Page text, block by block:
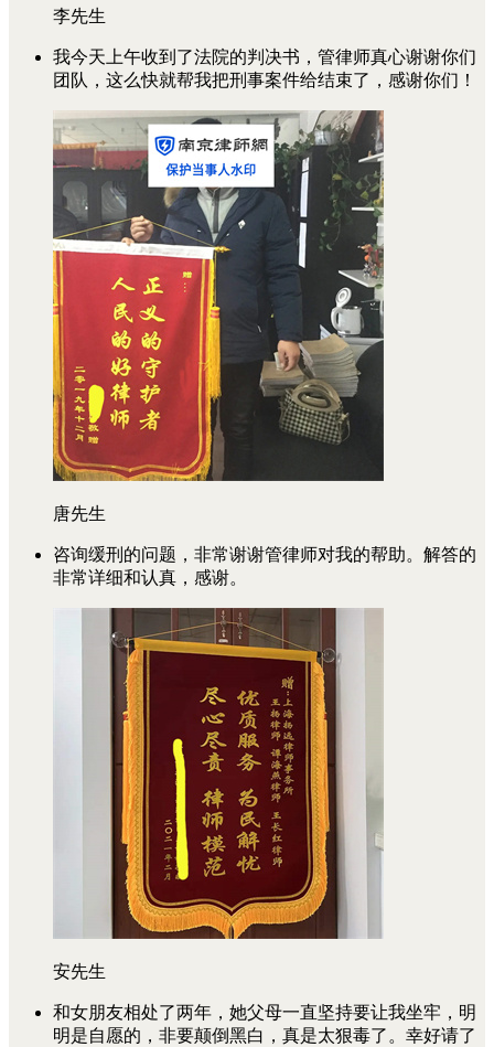
李先生
我今天上午收到了法院的判决书，管律师真心谢谢你们
团队，这么快就帮我把刑事案件给结束了，感谢你们！
唐先生
咨询缓刑的问题，非常谢谢管律师对我的帮助。解答的
非常详细和认真，感谢。
安先生
和女朋友相处了两年，她父母一直坚持要让我坐牢，明
明是自愿的，非要颠倒黑白，真是太狠毒了。幸好请了